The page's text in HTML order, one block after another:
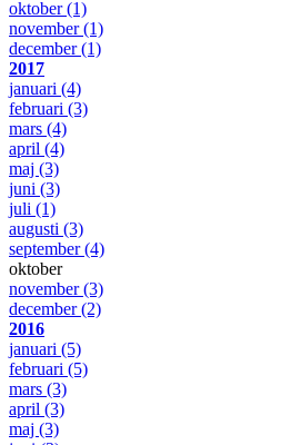
oktober(1)
november(1)
december(1)
2017
januari (4)
februari (3)
mars (4)
april (4)
maj (3)
juni (3)
juli (1)
augusti (3)
september(4)
oktober
november(3)
december(2)
2016
januari (5)
februari (5)
mars (3)
april (3)
maj (3)